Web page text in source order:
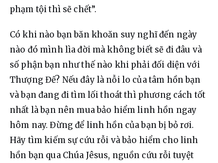
phạm tội thì sẽ chết”.
Có khi nào bạn băn khoăn suy nghĩ đến ngày
nào đó mình lìa đời mà không biết sẽ đi đâu và
số phận bạn như thế nào khi phải đối diện với
Thượng Đế? Nếu đây là nỗi lo của tâm hồn bạn
và bạn đang đi tìm lối thoát thì phương cách tốt
nhất là bạn nên mua bảo hiểm linh hồn ngay
hôm nay. Đừng để linh hồn của bạn bị bỏ rơi.
Hãy tìm kiếm sự cứu rỗi và bảo hiểm cho linh
hồn bạn qua Chúa Jêsus, nguồn cứu rỗi tuyệt